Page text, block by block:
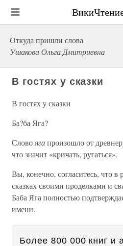
Откуда пришли слова
Ушакова Ольга Дмитриевна
В гостях у сказки
В гостях у сказки
Ба?ба Яга?
Словоягапроизошло от
что значит «кричать, ругаться».
Вы, конечно, согласитесь, что в
сказках своими проделками и
Баба Яга полностью
имени.
Более 800 000 книг и